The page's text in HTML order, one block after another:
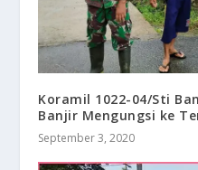
Koramil 1022-04/Sti
Banjir Mengungsi ke
September 3, 2020